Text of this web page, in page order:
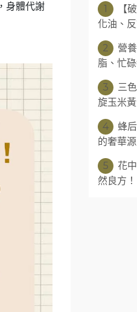
身體代謝
1
【
化油、
2
營
脂、忙
3
三
旋玉米
4
蜂
的奢華源
5
花
然良方！